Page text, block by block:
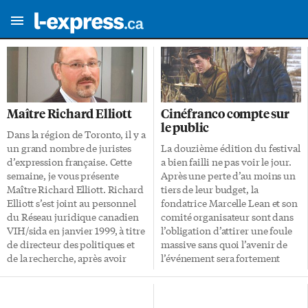
Maître Richard Elliott
Dans la région de Toronto, il y a
un grand nombre de juristes
d’expression française. Cette
semaine, je vous présente
Maître Richard Elliott. Richard
Elliott s’est joint au personnel
du Réseau juridique canadien
VIH/sida en janvier 1999, à titre
de directeur des politiques et
de la recherche, après avoir
Cinéfranco compte sur
le public
La douzième édition du festival
a bien failli ne pas voir le jour.
Après une perte d’au moins un
tiers de leur budget, la
fondatrice Marcelle Lean et son
comité organisateur sont dans
l’obligation d’attirer une foule
massive sans quoi l’avenir de
l’événement sera fortement